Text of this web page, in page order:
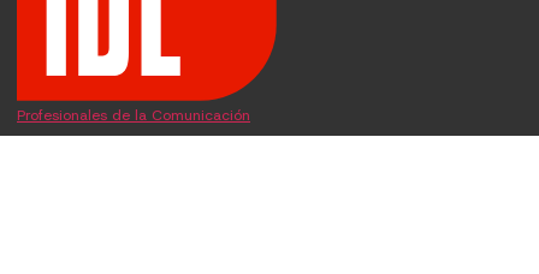
Profesionales de la Comunicación